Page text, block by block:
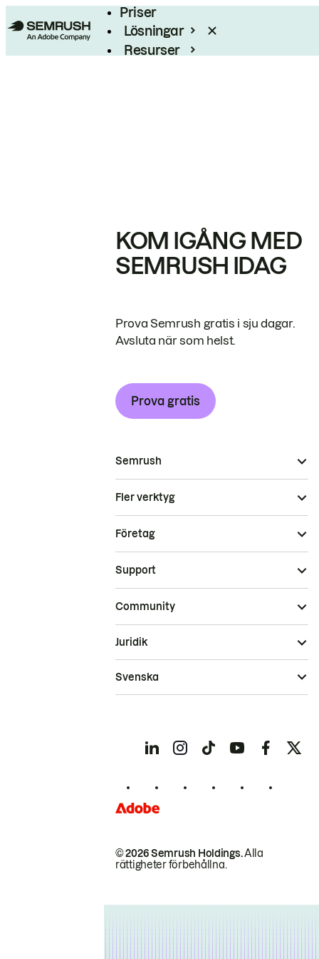
Priser
Lösningar
Resurser
KOM IGÅNG MED
SEMRUSH IDAG
Prova Semrush gratis i sju dagar.
Avsluta när som helst.
Prova gratis
Semrush
Fler verktyg
Företag
Support
Community
© 2026 Semrush Holdings.Alla
rättigheter förbehållna.
Juridik
Svenska